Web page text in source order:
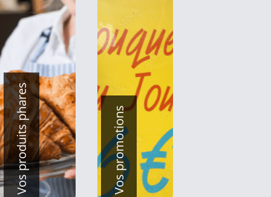
Vos produits phares Vos promotions